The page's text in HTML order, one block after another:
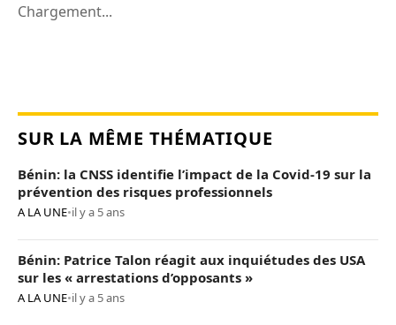
Chargement...
SUR LA MÊME THÉMATIQUE
Bénin: la CNSS identifie l’impact de la Covid-19 sur la
prévention des risques professionnels
A LA UNE•il y a 5 ans
Bénin: Patrice Talon réagit aux inquiétudes des USA
sur les « arrestations d’opposants »
A LA UNE•il y a 5 ans